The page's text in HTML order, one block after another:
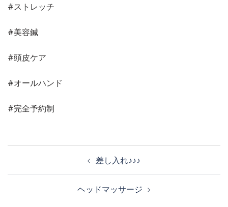
#ストレッチ
#美容鍼
#頭皮ケア
#オールハンド
#完全予約制
差し入れ♪♪♪
ヘッドマッサージ